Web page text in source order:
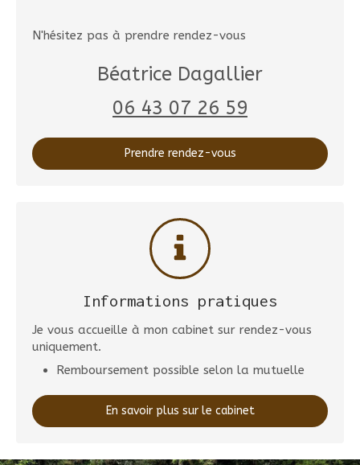
N'hésitez pas à prendre rendez-vous
Béatrice Dagallier
06 43 07 26 59
Prendre rendez-vous
Informations pratiques
Je vous accueille à mon cabinet sur rendez-vous
uniquement.
Remboursement possible selon la mutuelle
En savoir plus sur le cabinet